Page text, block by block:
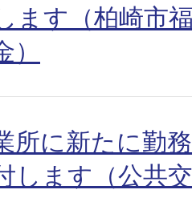
ます（柏崎市
所に新たに勤
します（公共